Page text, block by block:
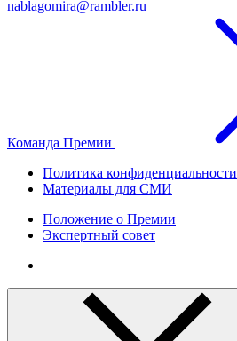
nablagomira@rambler.ru
Команда Премии
Политика конфиденциальности
Материалы для СМИ
Положение о Премии
Экспертный совет